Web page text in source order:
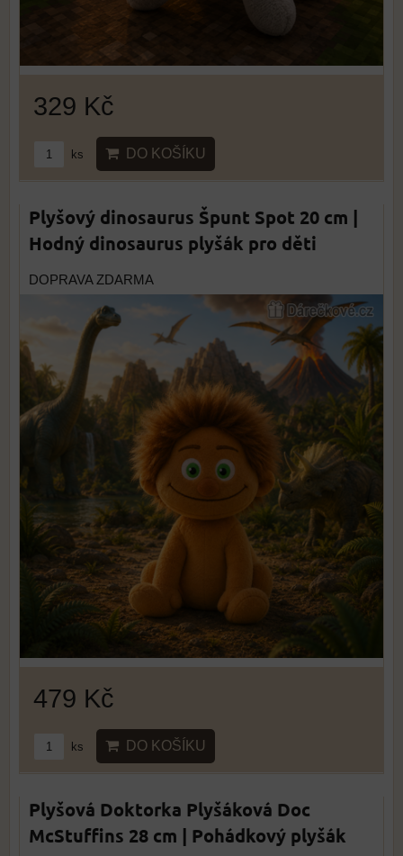
329 Kč
ks DO KOŠÍKU
Plyšový dinosaurus Špunt Spot 20 cm |
Hodný dinosaurus plyšák pro děti
DOPRAVA ZDARMA
479 Kč
ks DO KOŠÍKU
Plyšová Doktorka Plyšáková Doc
McStuffins 28 cm | Pohádkový plyšák